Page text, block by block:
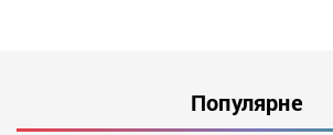
Популярне